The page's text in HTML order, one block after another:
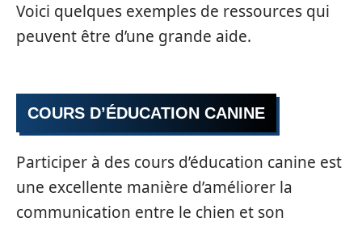
Voici quelques exemples de ressources qui
peuvent être d’une grande aide.
COURS D’ÉDUCATION CANINE
Participer à des cours d’éducation canine est
une excellente manière d’améliorer la
communication entre le chien et son